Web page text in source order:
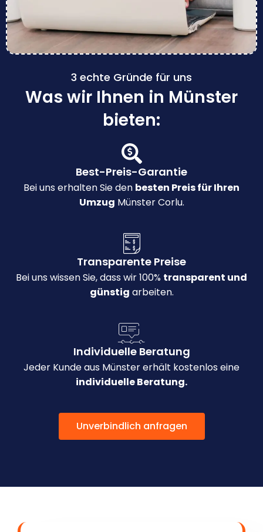
3 echte Gründe für uns
Was wir Ihnen in Münster
bieten:
Best-Preis-Garantie
Bei uns erhalten Sie den besten Preis für Ihren
Umzug Münster Corlu.
Transparente Preise
Bei uns wissen Sie, dass wir 100% transparent und
günstig arbeiten.
Individuelle Beratung
Jeder Kunde aus Münster erhält kostenlos eine
individuelle Beratung.
Unverbindlich anfragen